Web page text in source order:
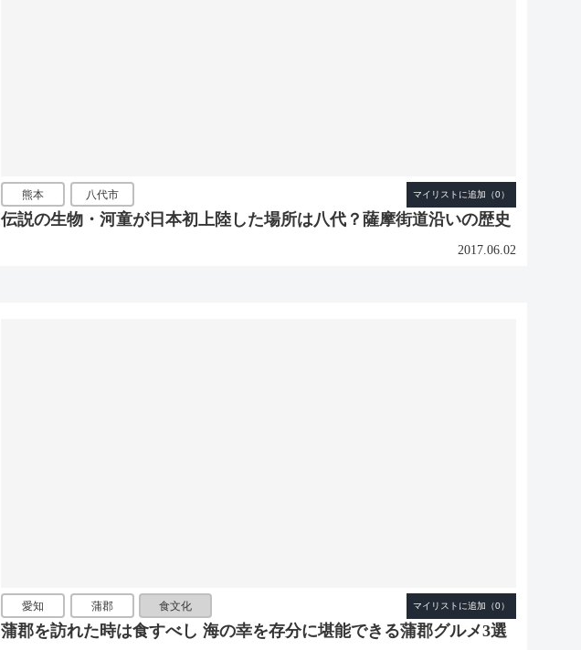
熊本 八代市
伝説の生物・河童が日本初上陸した場所は八代？薩摩街道沿いの歴史
2017.06.02
愛知 蒲郡 食文化
蒲郡を訪れた時は食すべし 海の幸を存分に堪能できる蒲郡グルメ3選